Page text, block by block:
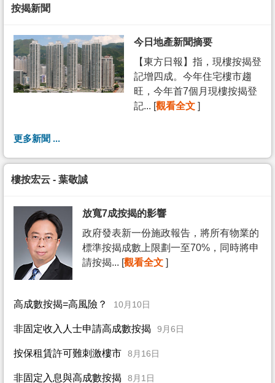
按揭新聞
今日地產新聞摘要
【東方日報】指，現樓按揭登
記增四成。今年住宅樓市趨
旺，今年首7個月現樓按揭登
記... [觀看全文 ]
更多新聞 ...
樓按宏云 - 葉敬誠
放寬7成按揭的影響
政府發表新一份施政報告，將所有物業的
標準按揭成數上限劃一至70%，同時將申
請按揭... [觀看全文 ]
高成數按揭=高風險？ 10月10日
非固定收入人士申請高成數按揭 9月6日
按保租賃許可難刺激樓市 8月16日
非固定入息與高成數按揭 8月1日